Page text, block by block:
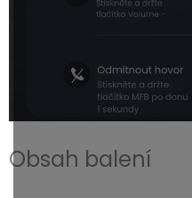
Obsah balení